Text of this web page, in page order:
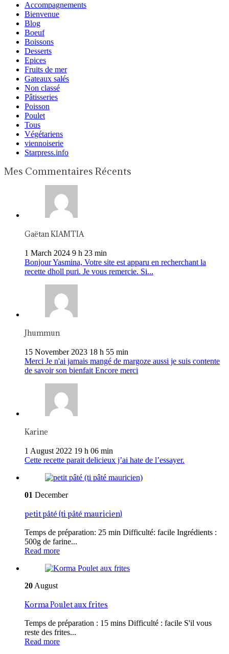
Accompagnements
Bienvenue
Blog
Boeuf
Boissons
Desserts
Epices
Fruits de mer
Gateaux salés
Non classé
Pâtisseries
Poisson
Poulet
Tous
Végétariens
viennoiserie
Starpress.info
Mes Commentaires Récents
Gaëtan KIAMTIA
1 March 2024 9 h 23 min
Bonjour Yasmina, Votre site est apparu en recherchant la
recette dholl puri. Je vous remercie. Si...
Jhummun
15 November 2023 18 h 55 min
Merci Je n'ai jamais mangé de margoze aussi je suis contente
de savoir son bienfait Encore merci
Karine
1 August 2022 19 h 06 min
Cette recette parait delicieux j’ai hate de l’essayer.
01 December
petit pâté (ti pâté mauricien)
Temps de préparation: 25 min Difficulté: facile Ingrédients :
500g de farine...
Read more
20 August
Korma Poulet aux frites
Temps de préparation : 15 mins Difficulté : facile S'il vous
reste des frites...
Read more